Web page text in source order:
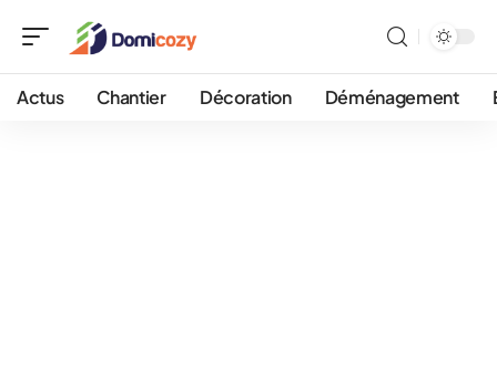
Actus Chantier Décoration Déménagement